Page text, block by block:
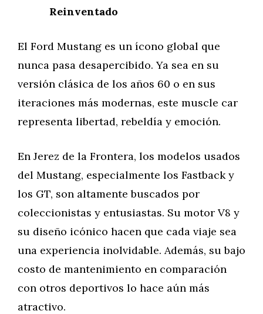
Reinventado
El Ford Mustang es un ícono global que
nunca pasa desapercibido. Ya sea en su
versión clásica de los años 60 o en sus
iteraciones más modernas, este muscle car
representa libertad, rebeldía y emoción.
En Jerez de la Frontera, los modelos usados
del Mustang, especialmente los Fastback y
los GT, son altamente buscados por
coleccionistas y entusiastas. Su motor V8 y
su diseño icónico hacen que cada viaje sea
una experiencia inolvidable. Además, su bajo
costo de mantenimiento en comparación
con otros deportivos lo hace aún más
atractivo.